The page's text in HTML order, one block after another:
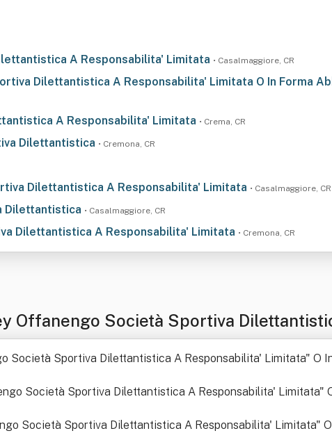
A Responsabilita' Limitata • Casalmaggiore, CR
Dilettantistica A Responsabilita' Limitata O In Forma
A Responsabilita' Limitata • Crema, CR
Dilettantistica • Cremona, CR
Dilettantistica A Responsabilita' Limitata • Casalmaggiore, CR
Dilettantistica • Casalmaggiore, CR
Dilettantistica A Responsabilita' Limitata • Cremona, CR
Offanengo Società Sportiva
S.s.d.r.l."
Società Sportiva Dilettantistica A Responsabilita' Limitata" O
Società Sportiva Dilettantistica A Responsabilita' Limitata"
Società Sportiva Dilettantistica A Responsabilita' Limitata"